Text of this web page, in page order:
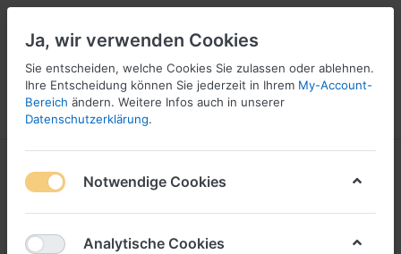
Menü Anmelden
16
Ja, wir verwenden Cookies
Sie entscheiden, welche Cookies Sie zulassen oder ablehnen.
Ihre Entscheidung können Sie jederzeit in Ihrem My-Account-
Bereich ändern. Weitere Infos auch in unserer
Datenschutzerklärung.
Notwendige Cookies
Analytische Cookies